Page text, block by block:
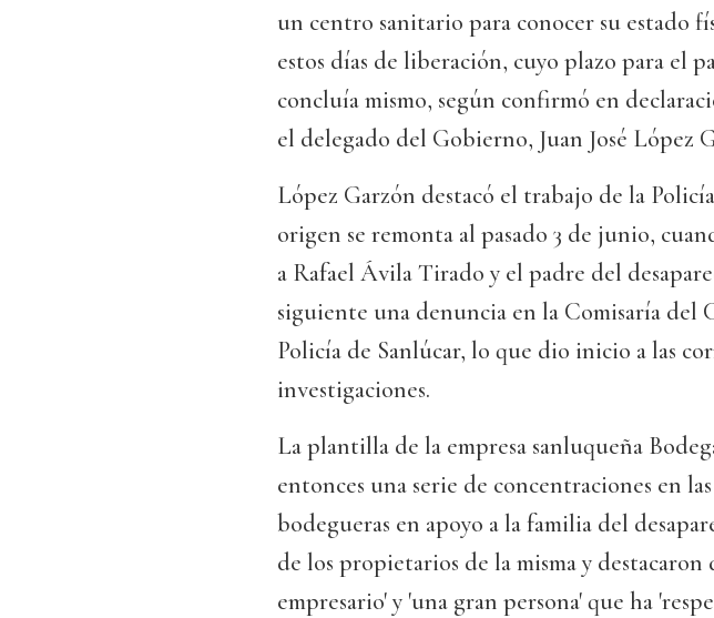
un centro sanitario para conocer su estado
estos días de liberación, cuyo plazo para el
concluía mismo, según confirmó en
el delegado del Gobierno, Juan José López
López Garzón destacó el trabajo de la
origen se remonta al pasado 3 de junio,
a Rafael Ávila Tirado y el padre del
siguiente una denuncia en la Comisaría del
Policía de Sanlúcar, lo que dio inicio a las
investigaciones.
La plantilla de la empresa sanluqueña
entonces una serie de concentraciones en
bodegueras en apoyo a la familia del
de los propietarios de la misma y destacaron
empresario' y 'una gran persona' que ha